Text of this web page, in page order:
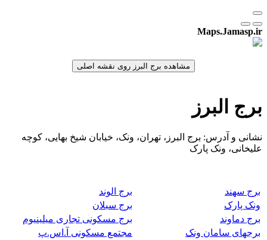
Maps.Jamasp.ir
برج البرز
نشانی و آدرس: برج البرز، تهران، ونک، خیابان شیخ بهایی، کوچه
علیخانی، ونک پارک
برج سهند
برج الوند
ونک پارک
برج سبلان
برج دماوند
برج مسکونی تجاری میلینیوم
برجهای سامان ونک
مجتمع مسکونی آ.اس.پ